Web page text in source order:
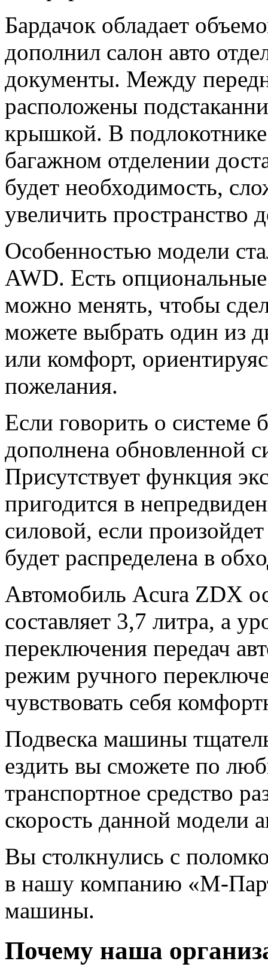
Бардачок обладает
дополнил салон авто
документы. Между
расположены
крышкой. В
багажном отделении
будет необходимость,
увеличить пространство
Особенностью модели
AWD. Есть
можно менять, чтобы
можете выбрать один из
или комфорт,
пожелания.
Если говорить о системе
дополнена обновленной
Присутствует функция
пригодится в
силовой, если
будет распределена в
Автомобиль Acura ZDX
составляет 3,7 литра, а
переключения передач
режим ручного
чувствовать себя
Подвеска машины
ездить вы сможете по
транспортное средство
скорость данной модели
Вы столкнулись с
в нашу компанию «М-
машины.
Почему наша